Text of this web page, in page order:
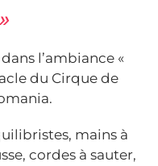
l’ambiance «
du Cirque de
mains à
cordes à sauter,